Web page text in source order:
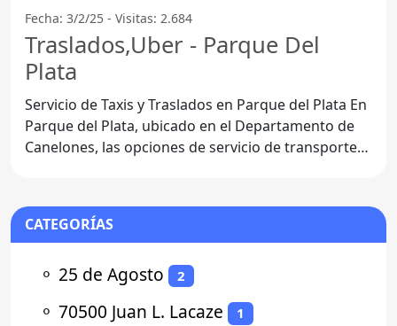
Fecha: 3/2/25 - Visitas: 2.684
Traslados,Uber - Parque Del
Plata
Servicio de Taxis y Traslados en Parque del Plata En
Parque del Plata, ubicado en el Departamento de
Canelones, las opciones de servicio de transporte
CATEGORÍAS
⚬ 25 de Agosto 2
⚬ 70500 Juan L. Lacaze 1